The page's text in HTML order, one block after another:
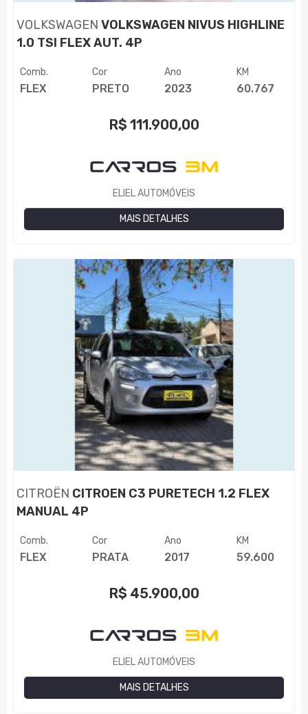
VOLKSWAGEN VOLKSWAGEN NIVUS HIGHLINE
1.0 TSI FLEX AUT. 4P
Comb.
FLEX
Cor
PRETO
Ano
2023
KM
60.767
R$ 111.900,00
ELIEL AUTOMÓVEIS
MAIS DETALHES
CITROËN CITROEN C3 PURETECH 1.2 FLEX
MANUAL 4P
Comb.
FLEX
Cor
PRATA
Ano
2017
KM
59.600
R$ 45.900,00
ELIEL AUTOMÓVEIS
MAIS DETALHES